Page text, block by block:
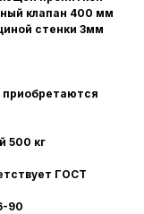
клапан 400 мм
стенки 3мм
приобретаются
500 кг
ГОСТ
90